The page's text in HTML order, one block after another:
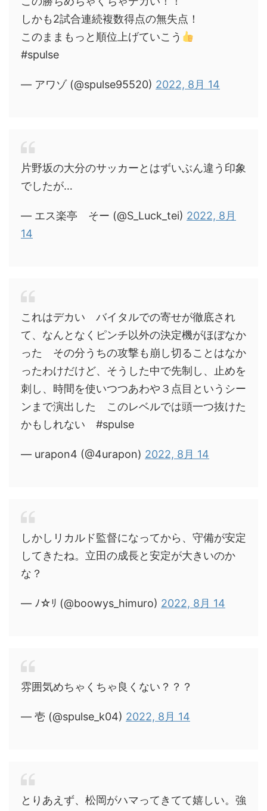
しかも2試合連続複数得点の無失点！
このままもっと順位上げていこう
#spulse
— アワゾ (@spulse95520) 2022, 8月 14
片野坂の大分のサッカーとはずいぶん違う印象
でしたが…
— エス楽亭 そー (@S_Luck_tei) 2022, 8月
14
これはデカい バイタルでの寄せが徹底され
て、なんとなくピンチ以外の決定機がほぼなか
った その分うちの攻撃も崩し切ることはなか
ったわけだけど、そうした中で先制し、止めを
刺し、時間を使いつつあわや３点目というシー
ンまで演出した このレベルでは頭一つ抜けた
かもしれない #spulse
— urapon4 (@4urapon) 2022, 8月 14
しかしリカルド監督になってから、守備が安定
してきたね。立田の成長と安定が大きいのか
な？
— ﾉ☆ﾘ (@boowys_himuro) 2022, 8月 14
雰囲気めちゃくちゃ良くない？？？
— 壱 (@spulse_k04) 2022, 8月 14
とりあえず、松岡がハマってきてて嬉しい。強